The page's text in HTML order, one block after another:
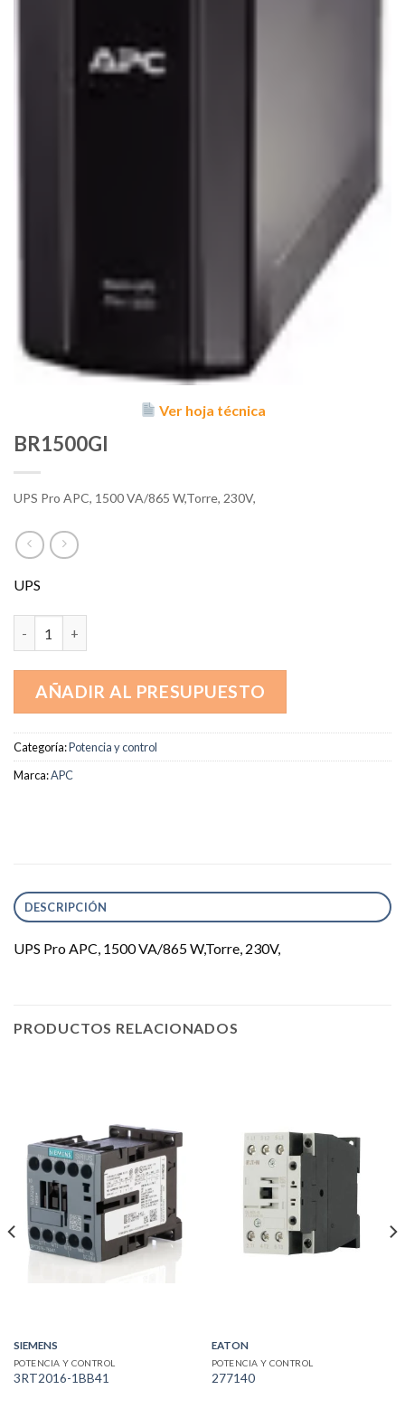
Ver hoja técnica
BR1500GI
UPS Pro APC, 1500 VA/865 W,Torre, 230V,
UPS
AÑADIR AL PRESUPUESTO
Categoría:Potencia y control
Marca:APC
DESCRIPCIÓN
UPS Pro APC, 1500 VA/865 W,Torre, 230V,
PRODUCTOS RELACIONADOS
SIEMENS
POTENCIA Y CONTROL
3RT2016-1BB41
EATON
POTENCIA Y CONTROL
277140